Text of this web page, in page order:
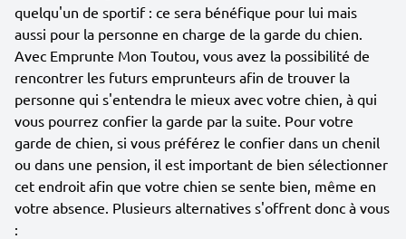
quelqu'un de sportif : ce sera bénéfique pour lui mais
aussi pour la personne en charge de la garde du chien.
Avec Emprunte Mon Toutou, vous avez la possibilité de
rencontrer les futurs emprunteurs afin de trouver la
personne qui s'entendra le mieux avec votre chien, à qui
vous pourrez confier la garde par la suite. Pour votre
garde de chien, si vous préférez le confier dans un chenil
ou dans une pension, il est important de bien sélectionner
cet endroit afin que votre chien se sente bien, même en
votre absence. Plusieurs alternatives s'offrent donc à vous
: